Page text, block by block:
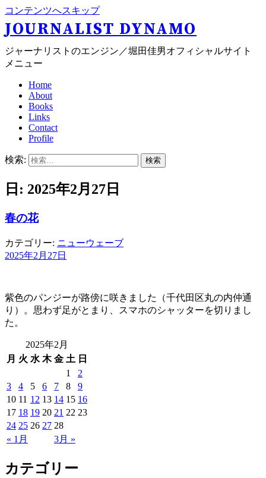
コンテンツへスキップ
JOURNALIST DYNAMO
ジャーナリストのエンジン／堀田佳男オフィシャルサイト
メニュー
Home
About
Books
Links
Contact
Profile
検索:
日: 2025年2月27日
春の花
カテゴリー: ニューウェーブ
2025年2月27日
紫色のパンジーが路傍に咲きました（千代田区丸の内仲通
り）。思わず足がとまり、スマホのシャッターを切りまし
た。
2025年2月
月 火 水 木 金 土 日
« 1月 3月 »
1
2
3
4 5 6 7 8
9
10 11 12 13 14 15 16
17 18 19 20 21 22 23
24 25 26 27 28
カテゴリー